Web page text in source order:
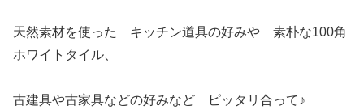
天然素材を使った キッチン道具の好みや 素朴な100角
ホワイトタイル、
古建具や古家具などの好みなど ピッタリ合って♪